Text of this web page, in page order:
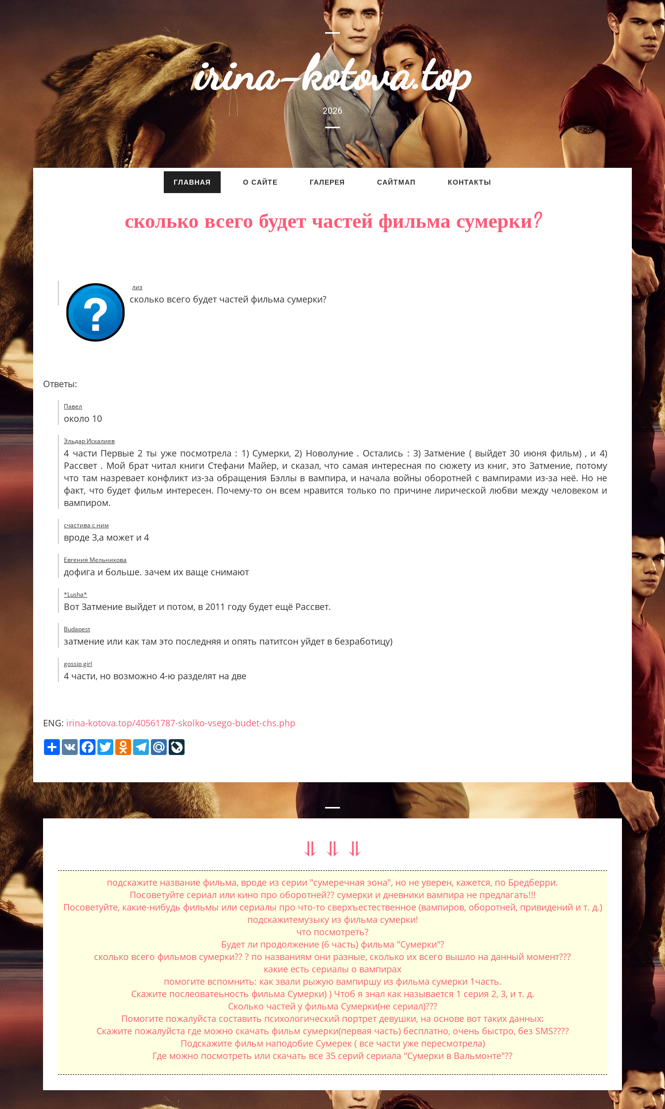
irina-kotova.top
2026
ГЛАВНАЯ О САЙТЕ ГАЛЕРЕЯ САЙТМАП КОНТАКТЫ
сколько всего будет частей фильма сумерки?
лиз
сколько всего будет частей фильма сумерки?
Ответы:
Павел
около 10
Эльдар Искалиев
4 части Первые 2 ты уже посмотрела : 1) Сумерки, 2) Новолуние . Остались : 3) Затмение ( выйдет 30 июня фильм) , и 4)
Рассвет . Мой брат читал книги Стефани Майер, и сказал, что самая интересная по сюжету из книг, это Затмение, потому
что там назревает конфликт из-за обращения Бэллы в вампира, и начала войны оборотней с вампирами из-за неё. Но не
факт, что будет фильм интересен. Почему-то он всем нравится только по причине лирической любви между человеком и
вампиром.
счастива с ним
вроде 3,а может и 4
Евгения Мельникова
дофига и больше. зачем их ваще снимают
*Lusha*
Вот Затмение выйдет и потом, в 2011 году будет ещё Рассвет.
Budapest
затмение или как там это последняя и опять патитсон уйдет в безработицу)
gossip girl
4 части, но возможно 4-ю разделят на две
ENG: irina-kotova.top/40561787-skolko-vsego-budet-chs.php
ShareVK Facebook
TwitterOdnoklassniki
Telegram
Mail.Ru
⥥ ⥥ ⥥
подскажите название фильма, вроде из серии "сумеречная зона", но не уверен, кажется, по Бредберри.
Посоветуйте сериал или кино про оборотней?? сумерки и дневники вампира не предлагать!!!
Посоветуйте, какие-нибудь фильмы или сериалы про что-то сверхъестественное (вампиров, оборотней, привидений и т. д.)
подскажитемузыку из фильма сумерки!
что посмотреть?
Будет ли продолжение (6 часть) фильма "Сумерки"?
сколько всего фильмов сумерки?? ? по названиям они разные, сколько их всего вышло на данный момент???
какие есть сериалы о вампирах
помогите вспомнить: как звали рыжую вампиршу из фильма сумерки 1часть.
Скажите послеоватеьность фильма Сумерки) ) Чтоб я знал как называется 1 серия 2, 3, и т. д.
Сколько частей у фильма Сумерки(не сериал)???
Помогите пожалуйста составить психологический портрет девушки, на основе вот таких данных:
Скажите пожалуйста где можно скачать фильм сумерки(первая часть) бесплатно, очень быстро, без SMS????
Подскажите фильм наподобие Сумерек ( все части уже пересмотрела)
Где можно посмотреть или скачать все 35 серий сериала "Сумерки в Вальмонте"??